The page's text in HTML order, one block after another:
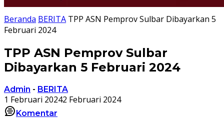
Beranda BERITA TPP ASN Pemprov Sulbar Dibayarkan 5
Februari 2024
TPP ASN Pemprov Sulbar
Dibayarkan 5 Februari 2024
Admin - BERITA
1 Februari 20242 Februari 2024
Komentar